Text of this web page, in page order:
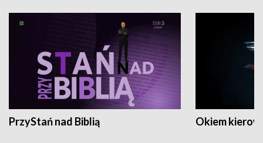
PrzyStań nad Biblią Okiem